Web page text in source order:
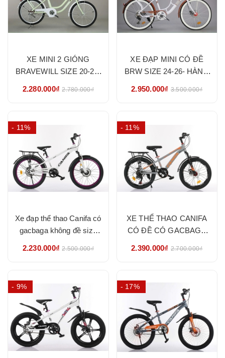
XE MINI 2 GIÓNG
BRAVEWILL SIZE 20-22-
2.280.000₫ 2.780.000₫
XE ĐẠP MINI CÓ ĐỀ
BRW SIZE 24-26- HÀNG
2.950.000₫ 3.500.000₫
- 11%
Xe đạp thể thao Canifa có
gacbaga không đề size
2.230.000₫ 2.500.000₫
- 11%
XE THỂ THAO CANIFA
CÓ ĐỀ CÓ GACBAGA
2.390.000₫ 2.700.000₫
- 9% - 17%